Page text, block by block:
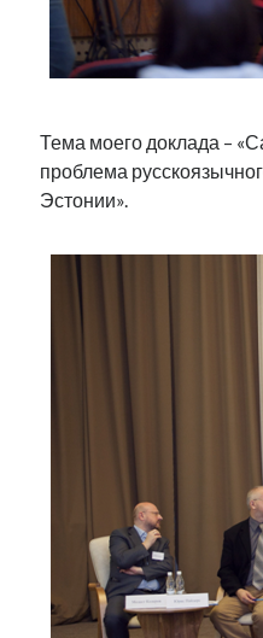
Тема моего доклада –
проблема
Эстонии».